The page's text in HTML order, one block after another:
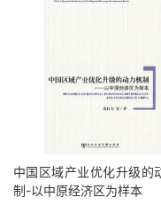
中国区域产业优化升级的
制-以中原经济区为样本